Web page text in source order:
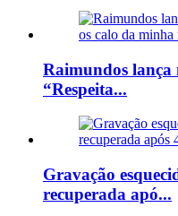
Raimundos lança
“Respeita...
Gravação
recuperada apó...